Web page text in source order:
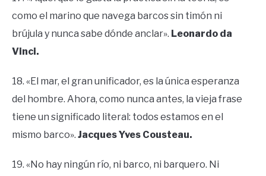
como el marino que navega barcos sin timón ni
brújula y nunca sabe dónde anclar». Leonardo da
Vinci.
18. «El mar, el gran unificador, es la única esperanza
del hombre. Ahora, como nunca antes, la vieja frase
tiene un significado literal: todos estamos en el
mismo barco». Jacques Yves Cousteau.
19. «No hay ningún río, ni barco, ni barquero. Ni